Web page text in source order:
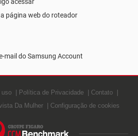
página web do roteador
mail do Samsung Account
uso Política de Privacidade
Contato
Da Mulher Configuração de cookies